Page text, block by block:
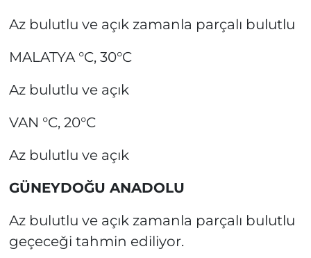
Az bulutlu ve açık zamanla parçalı bulutlu
MALATYA °C, 30°C
Az bulutlu ve açık
VAN °C, 20°C
Az bulutlu ve açık
GÜNEYDOĞU ANADOLU
Az bulutlu ve açık zamanla parçalı bulutlu
geçeceği tahmin ediliyor.